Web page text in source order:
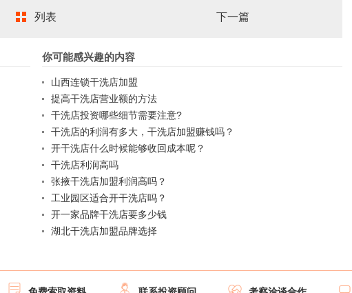
列表 下一篇
你可能感兴趣的内容
山西连锁干洗店加盟
提高干洗店营业额的方法
干洗店投资哪些细节需要注意?
干洗店的利润有多大，干洗店加盟赚钱吗？
开干洗店什么时候能够收回成本呢？
干洗店利润高吗
张掖干洗店加盟利润高吗？
工业园区适合开干洗店吗？
开一家品牌干洗店要多少钱
湖北干洗店加盟品牌选择
   